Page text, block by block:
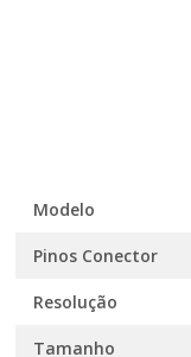
Modelo
Pinos Conector
Resolução
Tamanho